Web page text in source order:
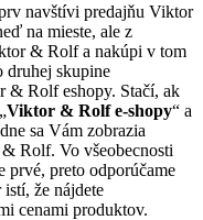
navštívi predajňu Viktor
na mieste, ale z
& Rolf a nakúpi v tom
druhej skupine
& Rolf eshopy. Stačí, ak
Viktor & Rolf e-shopy“ a
sa Vám zobrazia
Rolf. Vo všeobecnosti
prvé, preto odporúčame
že nájdete
cenami produktov.